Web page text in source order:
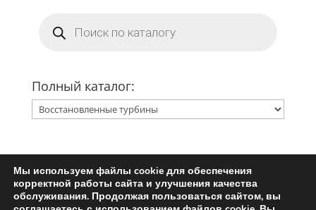
товаров
Полный каталог:
Главная
Ремкомплект турбины
Запчасти для турбин
Мы используем файлы cookie для обеспечения
корректной работы сайта и улучшения качества
обслуживания. Продолжая пользоваться сайтом, вы